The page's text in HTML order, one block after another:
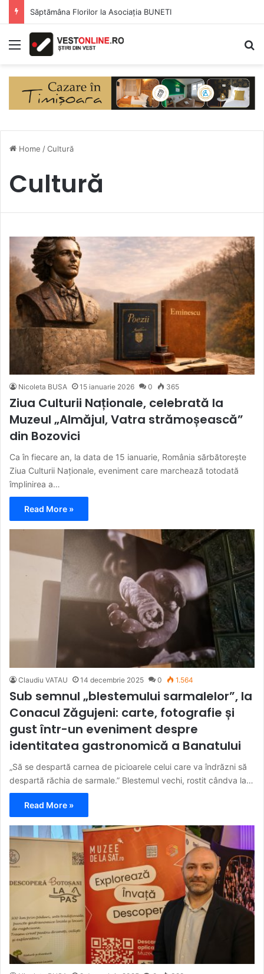
Săptămâna Florilor la Asociația BUNETI
Menu
Home /Cultură
Cultură
Nicoleta BUSA 15 ianuarie 2026 0 365
Ziua Culturii Naționale, celebrată la
Muzeul „Almăjul, Vatra strămoșească”
din Bozovici
Ca în fiecare an, la data de 15 ianuarie, România sărbătorește
Ziua Culturii Naționale, eveniment care marchează totodată
împlinirea a…
Read More »
Claudiu VATAU 14 decembrie 2025 0 1.564
Sub semnul „blestemului sarmalelor”, la
Conacul Zăgujeni: carte, fotografie și
gust într-un eveniment despre
identitatea gastronomică a Banatului
„Să se despartă carnea de picioarele celui care va îndrăzni să
despartă răchia de sarmale.” Blestemul vechi, rostit cândva la…
Read More »